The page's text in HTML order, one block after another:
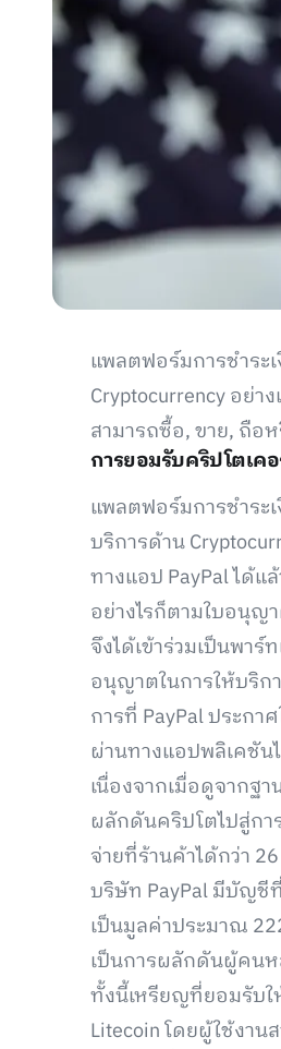
แพลตฟอร์มการชำระ
Cryptocurrency อย่า
สามารถซื้อ, ขาย, ถือ
การยอมรับคริปโตเค
แพลตฟอร์มการชำระ
บริการด้าน
ทางแอป PayPal ได้
อย่างไรก็ตามใบอนุญ
จึงได้เข้าร่วมเป็นพา
อนุญาตในการให้บริก
การที่ PayPal ประก
ผ่านทางแอปพลิเคชัน
เนื่องจากเมื่อดูจากฐา
ผลักดันคริปโตไปสู่กา
จ่ายที่ร้านค้าได้กว่า
บริษัท PayPal มีบัญชี
เป็นมูลค่าประมาณ
เป็นการผลักดันผู้คนห
ทั้งนี้เหรียญที่ยอมรับใ
Litecoin โดยผู้ใช้งา